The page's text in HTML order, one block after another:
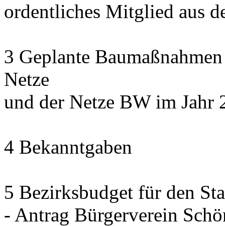
ordentliches Mitglied aus
3 Geplante
Netze
und der Netze BW im Jahr
4 Bekanntgaben
5 Bezirksbudget für den
- Antrag Bürgerverein